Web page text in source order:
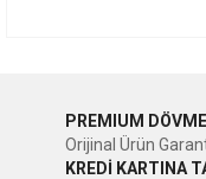
Merhaba 5 adet
Merhaba 5 tane kâğıt
Görüş ve önerileriniz
PREMIUM
Orijinal Ürün
KREDİ KARTINA